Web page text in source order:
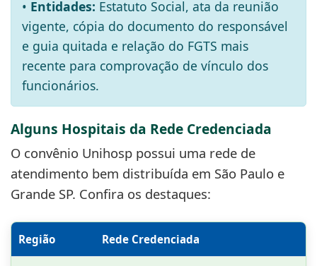
• Entidades: Estatuto Social, ata da reunião
vigente, cópia do documento do responsável
e guia quitada e relação do FGTS mais
recente para comprovação de vínculo dos
funcionários.
Alguns Hospitais da Rede Credenciada
O convênio Unihosp possui uma rede de
atendimento bem distribuída em São Paulo e
Grande SP. Confira os destaques:
Região Rede Credenciada